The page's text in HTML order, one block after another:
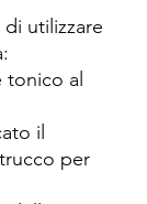
utilizzare
al
il
per